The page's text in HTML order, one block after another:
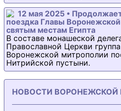
12 мая 2025 •
поездка Главы
святым местам Египта
В составе монашеской
Православной Церкви
Воронежской митрополии
Нитрийской пустыни.
НОВОСТИ ВОРОНЕЖСКОЙ